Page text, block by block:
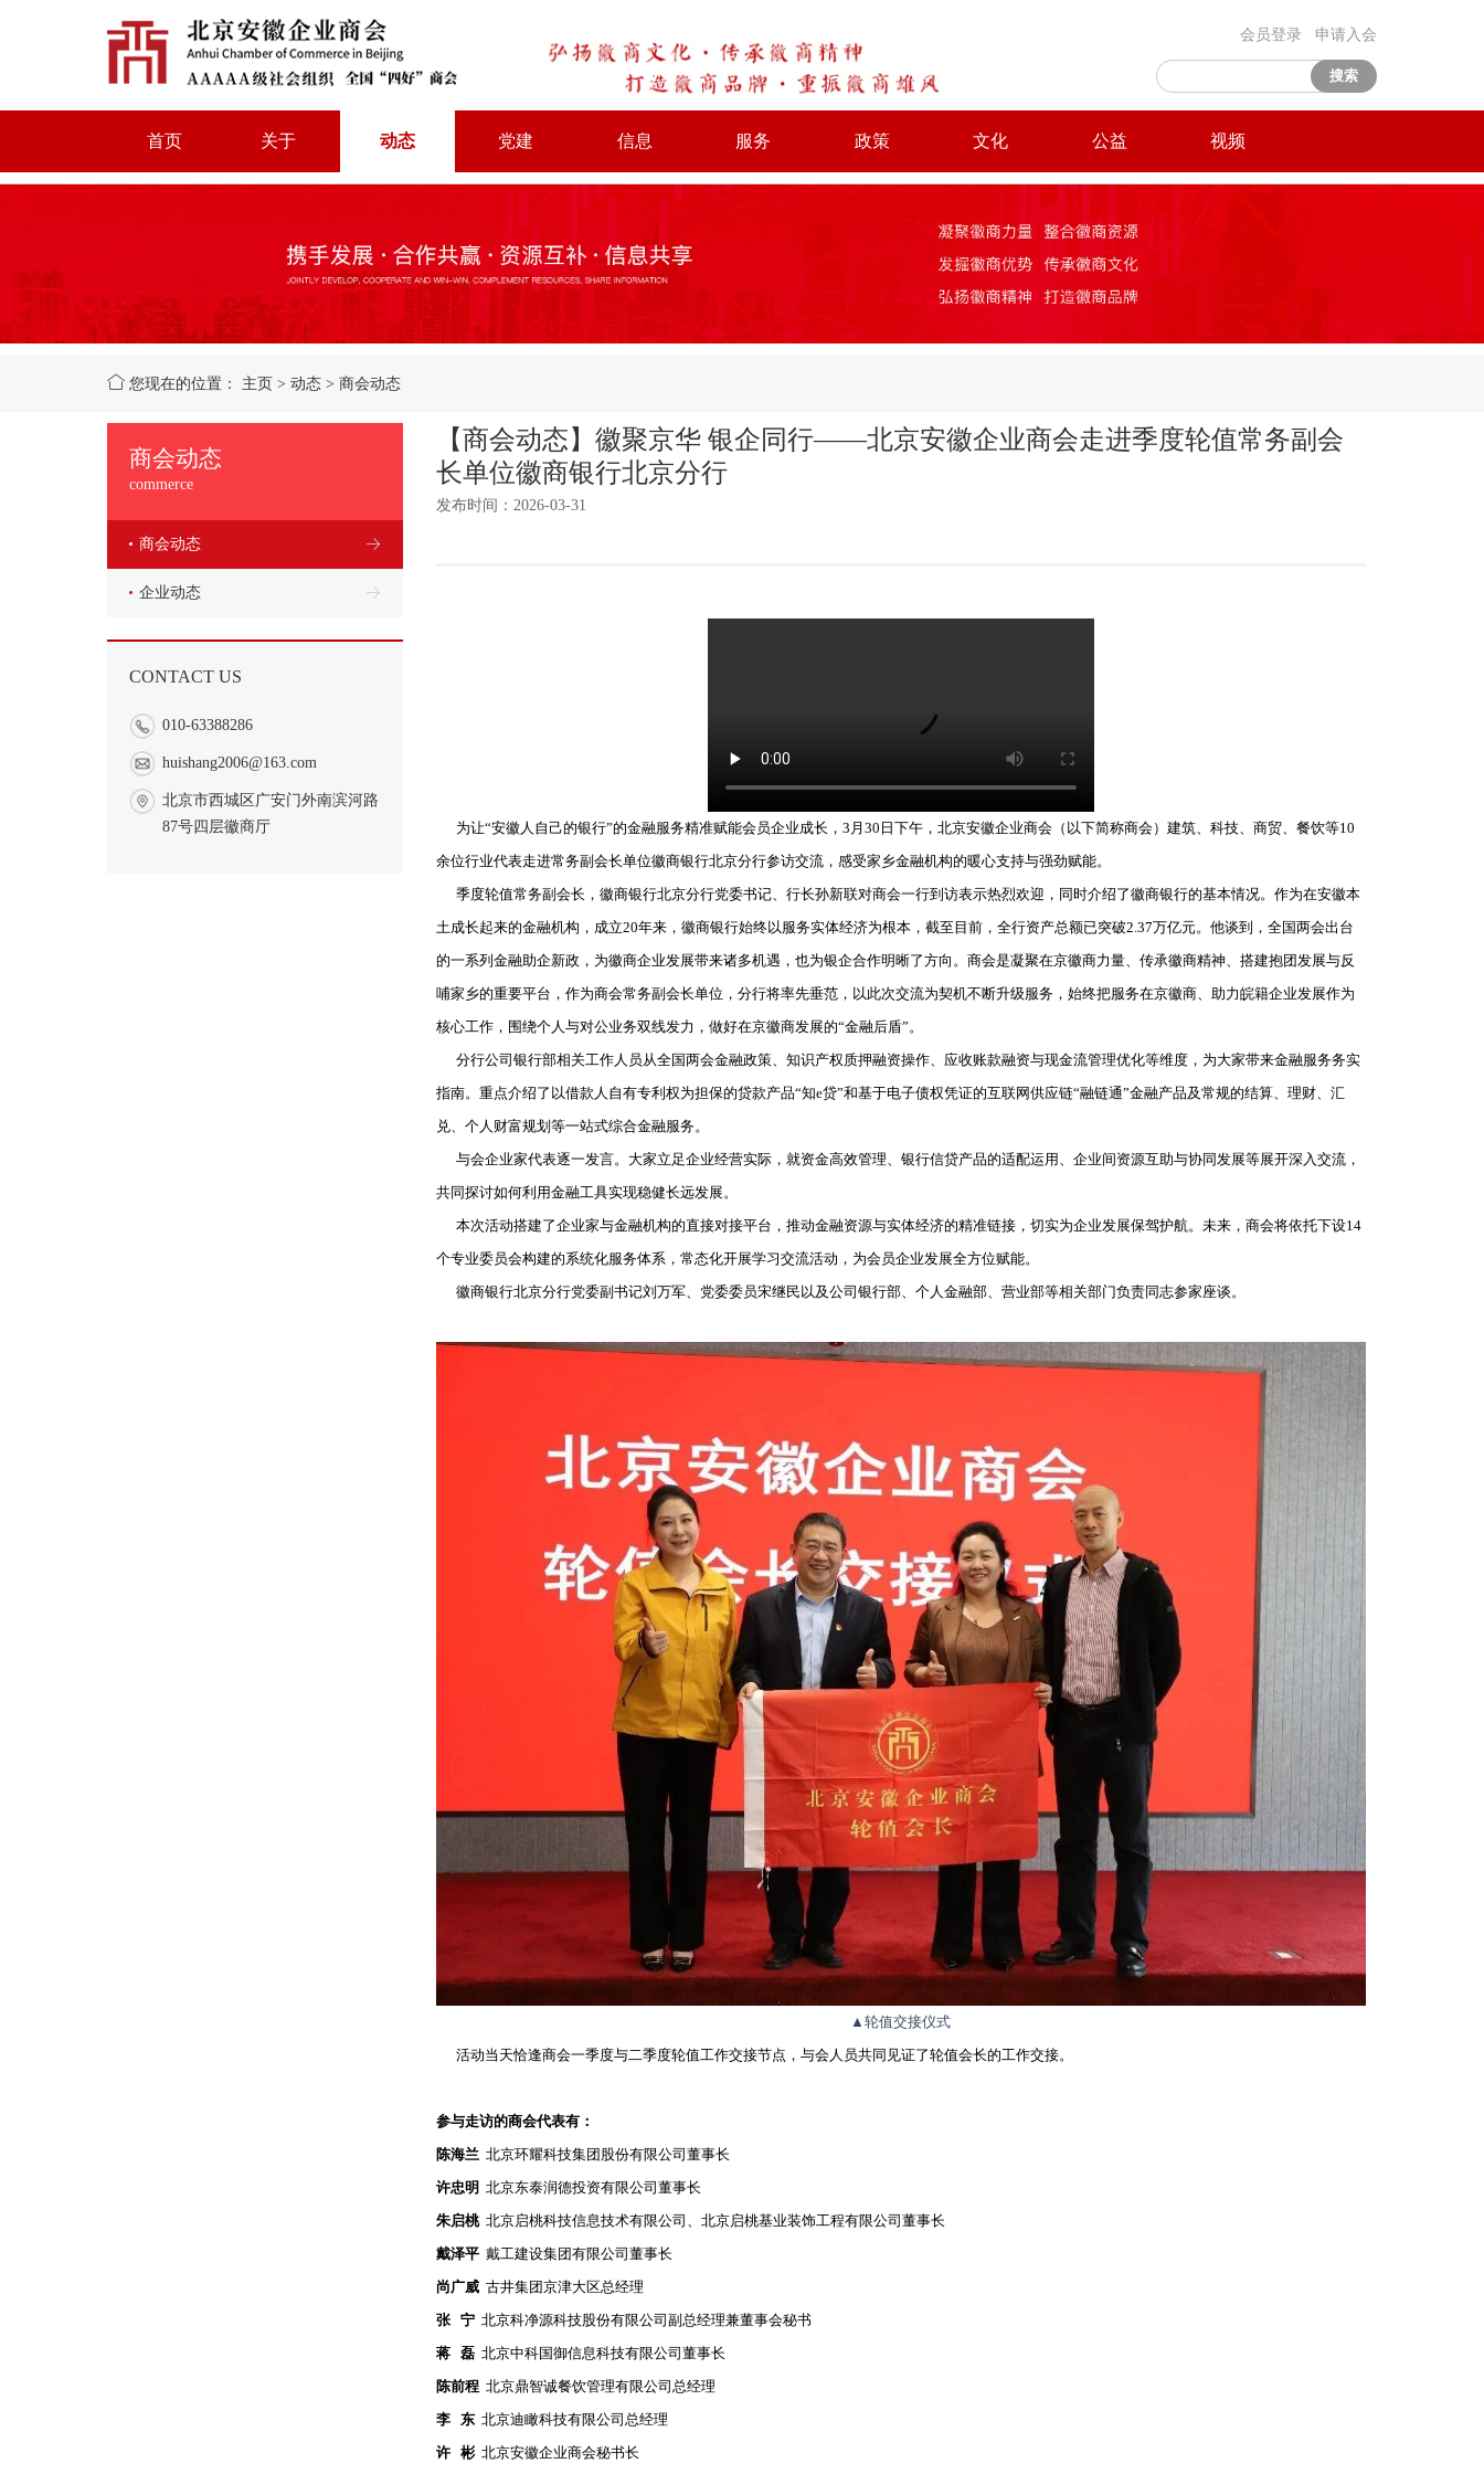
会员登录 申请入会
搜索
首页 关于 动态 党建 信息 服务 政策 文化 公益 视频
您现在的位置： 主页 > 动态 > 商会动态
商会动态
commerce
商会动态
企业动态
CONTACT US
010-63388286
huishang2006@163.com
北京市西城区广安门外南滨河路
87号四层徽商厅
【商会动态】徽聚京华 银企同行——北京安徽企业商会走进季度轮值常务副会
长单位徽商银行北京分行
发布时间：2026-03-31
为让“安徽人自己的银行”的金融服务精准赋能会员企业成长，3月30日下午，北京安徽企业商会（以下简称商会）建筑、科技、商贸、餐饮等10
余位行业代表走进常务副会长单位徽商银行北京分行参访交流，感受家乡金融机构的暖心支持与强劲赋能。
季度轮值常务副会长，徽商银行北京分行党委书记、行长孙新联对商会一行到访表示热烈欢迎，同时介绍了徽商银行的基本情况。作为在安徽本
土成长起来的金融机构，成立20年来，徽商银行始终以服务实体经济为根本，截至目前，全行资产总额已突破2.37万亿元。他谈到，全国两会出台
的一系列金融助企新政，为徽商企业发展带来诸多机遇，也为银企合作明晰了方向。商会是凝聚在京徽商力量、传承徽商精神、搭建抱团发展与反
哺家乡的重要平台，作为商会常务副会长单位，分行将率先垂范，以此次交流为契机不断升级服务，始终把服务在京徽商、助力皖籍企业发展作为
核心工作，围绕个人与对公业务双线发力，做好在京徽商发展的“金融后盾”。
分行公司银行部相关工作人员从全国两会金融政策、 知识产权质押融资操作、应收账款融资与现金流管理优化等维度，为大家带来金融服务务实
指南。重点介绍了以借款人自有专利权为担保的贷款产品“知e贷”和基于电子债权凭证的互联网供应链“融链通”金融产品及常规的结算、理财、汇
兑、个人财富规划等一站式综合金融服务。
与会企业家代表逐一发言。大家立足企业经营实际，就资金高效管理、银行信贷产品的适配运用、企业间资源互助与协同发展等展开深入交流，
共同探讨如何利用金融工具实现稳健长远发展。
本次活动搭建了企业家与金融机构的直接对接平台，推动金融资源与实体经济的精准链接，切实为企业发展保驾护航。未来，商会将依托下设14
个专业委员会构建的系统化服务体系，常态化开展学习交流活动，为会员企业发展全方位赋能。
徽商银行北京分行党委副书记刘万军、党委委员宋继民以及公司银行部、个人金融部、营业部等相关部门负责同志参家座谈。
▲轮值交接仪式
活动当天恰逢商会一季度与二季度轮值工作交接节点，与会人员共同见证了轮值会长的工作交接。
参与走访的商会代表有：
陈海兰北京环耀科技集团股份有限公司董事长
许忠明 北京东泰润德投资有限公司董事长
朱启桃北京启桃科技信息技术有限公司、北京启桃基业装饰工程有限公司董事长
戴泽平戴工建设集团有限公司董事长
尚广威古井集团京津大区总经理
张 宁北京科净源科技股份有限公司副总经理兼董事会秘书
蒋 磊北京中科国御信息科技有限公司董事长
陈前程北京鼎智诚餐饮管理有限公司总经理
李 东北京迪瞰科技有限公司总经理
许 彬北京安徽企业商会秘书长